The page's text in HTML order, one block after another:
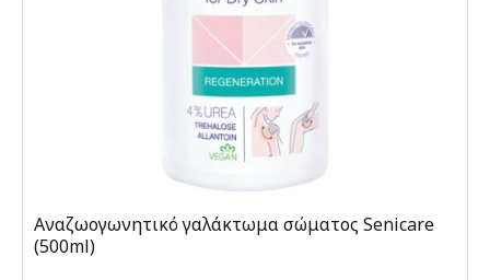
Αναζωογωνητικό γαλάκτωμα σώματος Senicare
(500ml)